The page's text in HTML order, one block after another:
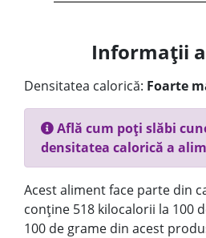
Informații
Densitatea calorică: Foarte
Află cum poți slăbi
densitatea calorică a
Acest aliment face parte din
conține 518 kilocalorii la 100
100 de grame din acest